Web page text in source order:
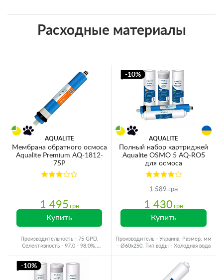
Расходные материалы
AQUALITE
Мембрана обратного осмоса
Aqualite Premium AQ-1812-
75P
1 495 грн
Купить
Производительность - 75 GPD,
Селективность - 97,0 - 98,0%,
-10%
AQUALITE
Полный набор картриджей
Aqualite OSMO 5 AQ-RO5
для осмоса
1 589 грн
1 430 грн
Купить
Производитель - Украина, Размер, мм
- Ø60x250, Тип воды - Холодная вода
-10%